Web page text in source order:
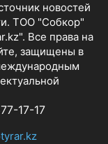
новостей
ТОО "Собкор"
Все права на
защищены в
17-17